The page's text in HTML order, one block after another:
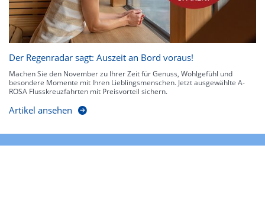
Der Regenradar sagt: Auszeit an Bord voraus!
Machen Sie den November zu Ihrer Zeit für Genuss, Wohlgefühl und
besondere Momente mit Ihren Lieblingsmenschen. Jetzt ausgewählte A-
ROSA Flusskreuzfahrten mit Preisvorteil sichern.
Artikel ansehen